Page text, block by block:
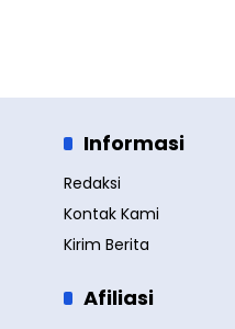
Informasi
Redaksi
Kontak Kami
Kirim Berita
Afiliasi